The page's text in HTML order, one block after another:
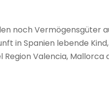
noch Vermögensgüter
in Spanien lebende
Valencia, Mallorca